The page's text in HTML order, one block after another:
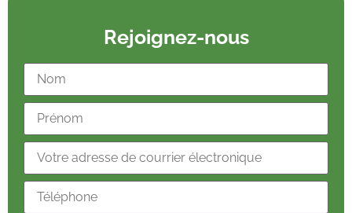
Rejoignez-nous